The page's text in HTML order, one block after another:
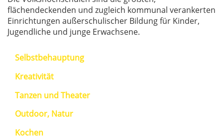
flächendeckenden und zugleich kommunal verankerten
Einrichtungen außerschulischer Bildung für Kinder,
Jugendliche und junge Erwachsene.
Selbstbehauptung
Kreativität
Tanzen und Theater
Outdoor, Natur
Kochen